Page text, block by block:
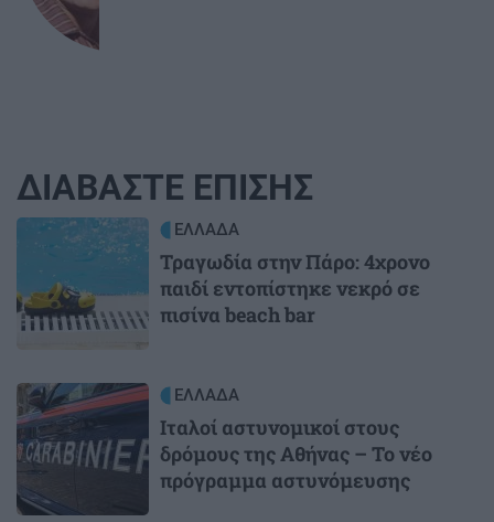
ΔΙΑΒΑΣΤΕ ΕΠΙΣΗΣ
Image ΕΛΛΑΔΑ
Τραγωδία στην Πάρο: 4χρονο
παιδί εντοπίστηκε νεκρό σε
πισίνα beach bar
Image ΕΛΛΑΔΑ
Ιταλοί αστυνομικοί στους
δρόμους της Αθήνας – Το νέο
πρόγραμμα αστυνόμευσης